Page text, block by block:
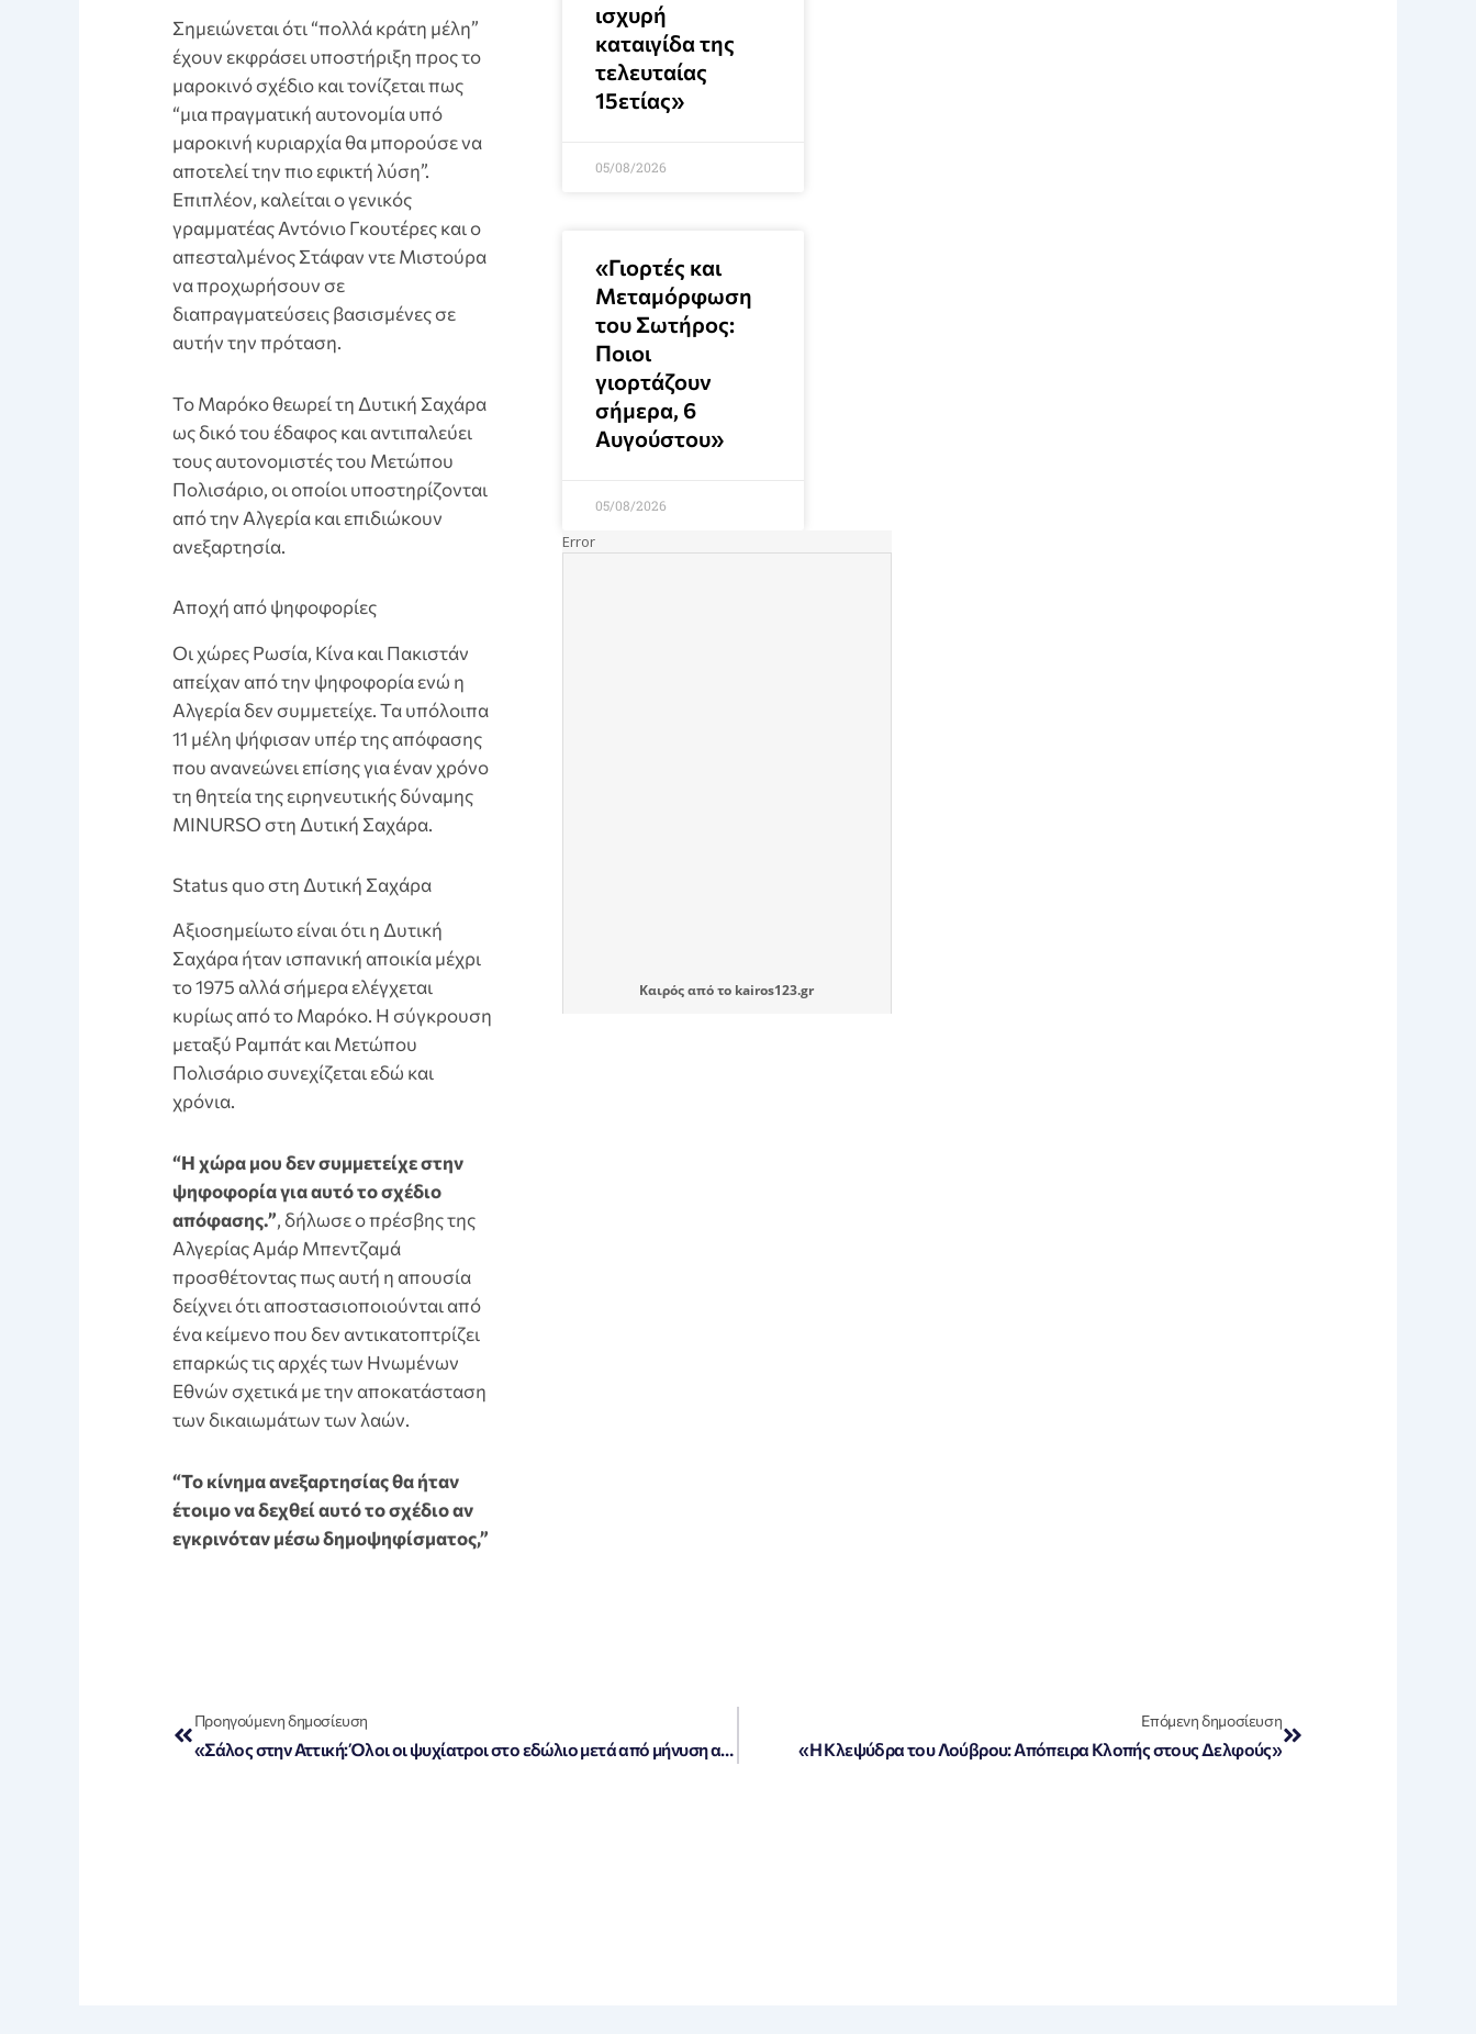
Σημειώνεται ότι “πολλά κράτη μέλη”
έχουν εκφράσει υποστήριξη προς το
μαροκινό σχέδιο και τονίζεται πως
“μια πραγματική αυτονομία υπό
μαροκινή κυριαρχία θα μπορούσε να
αποτελεί την πιο εφικτή λύση”.
Επιπλέον, καλείται ο γενικός
γραμματέας Αντόνιο Γκουτέρες και ο
απεσταλμένος Στάφαν ντε Μιστούρα
να προχωρήσουν σε
διαπραγματεύσεις βασισμένες σε
αυτήν την πρόταση.
Το Μαρόκο θεωρεί τη Δυτική Σαχάρα
ως δικό του έδαφος και αντιπαλεύει
τους αυτονομιστές του Μετώπου
Πολισάριο, οι οποίοι υποστηρίζονται
από την Αλγερία και επιδιώκουν
ανεξαρτησία.
Aποχή από ψηφοφορίες
Οι χώρες Ρωσία, Κίνα και Πακιστάν
απείχαν από την ψηφοφορία ενώ η
Αλγερία δεν συμμετείχε. Τα υπόλοιπα
11 μέλη ψήφισαν υπέρ της απόφασης
που ανανεώνει επίσης για έναν χρόνο
τη θητεία της ειρηνευτικής δύναμης
MINURSO στη Δυτική Σαχάρα.
Status quo στη Δυτική Σαχάρα
Αξιοσημείωτο είναι ότι η Δυτική
Σαχάρα ήταν ισπανική αποικία μέχρι
το 1975 αλλά σήμερα ελέγχεται
κυρίως από το Μαρόκο. Η σύγκρουση
μεταξύ Ραμπάτ και Μετώπου
Πολισάριο συνεχίζεται εδώ και
χρόνια.
“Η χώρα μου δεν συμμετείχε στην
ψηφοφορία για αυτό το σχέδιο
απόφασης.”, δήλωσε ο πρέσβης της
Αλγερίας Aμάρ Μπεντζαμά
προσθέτοντας πως αυτή η απουσία
δείχνει ότι αποστασιοποιούνται από
ένα κείμενο που δεν αντικατοπτρίζει
επαρκώς τις αρχές των Ηνωμένων
Εθνών σχετικά με την αποκατάσταση
των δικαιωμάτων των λαών.
“Το κίνημα ανεξαρτησίας θα ήταν
έτοιμο να δεχθεί αυτό το σχέδιο αν
εγκρινόταν μέσω δημοψηφίσματος,”
ισχυρή
καταιγίδα της
τελευταίας
15ετίας»
05/08/2026
«Γιορτές και
Μεταμόρφωση
του Σωτήρος:
Ποιοι
γιορτάζουν
σήμερα, 6
Αυγούστου»
05/08/2026
Καιρόςαπό το kairos123.gr
Προηγούμενη δημοσίευση
«Σάλος στην Αττική: Όλοι οι ψυχίατροι στο εδώλιο μετά από μήνυση αστυνομικών»
Επόμενη δημοσίευση
«Η Κλεψύδρα του Λούβρου: Απόπειρα Κλοπής στους Δελφούς»